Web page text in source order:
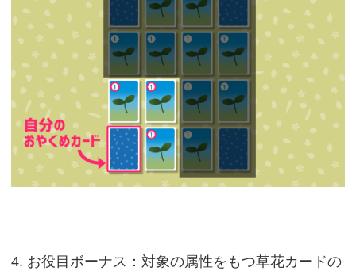
4. お役目ボーナス：対象の属性をもつ草花カードの